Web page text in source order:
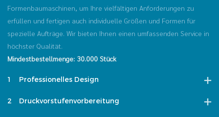
Formenbaumaschinen, um Ihre vielfältigen Anforderungen zu
erfüllen und fertigen auch individuelle Größen und Formen für
spezielle Aufträge. Wir bieten Ihnen einen umfassenden Service in
höchster Qualität.
Mindestbestellmenge: 30.000 Stück
1 Professionelles Design
2 Druckvorstufenvorbereitung